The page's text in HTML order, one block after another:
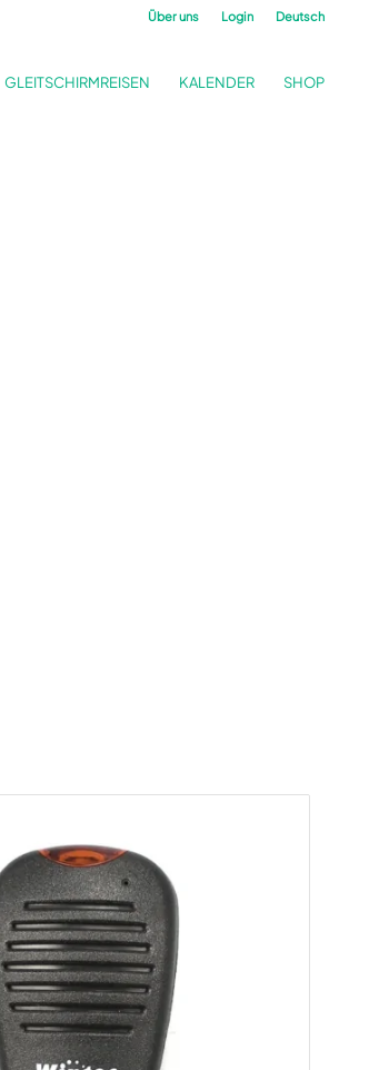
Über uns Login Deutsch
GLEITSCHIRMREISEN KALENDER SHOP